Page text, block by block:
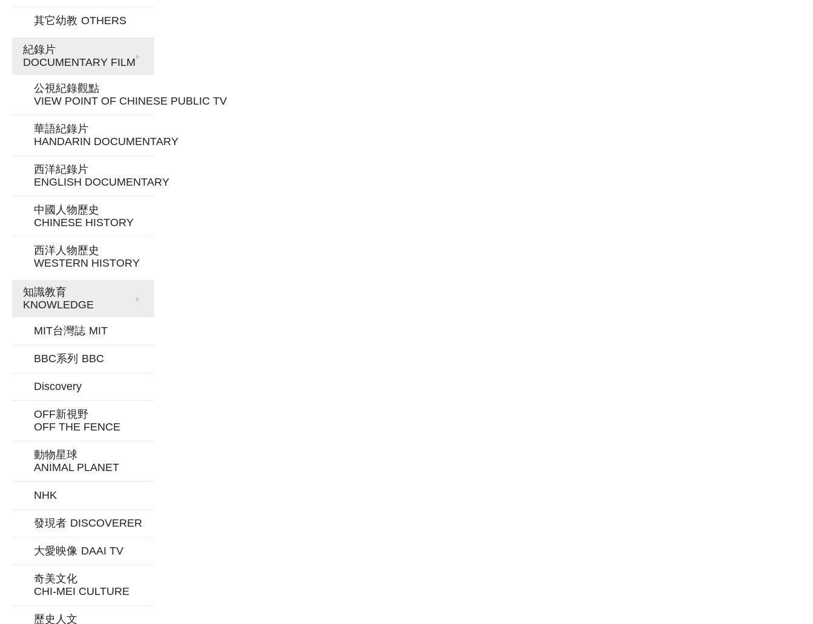
其它幼教 OTHERS
紀錄片
DOCUMENTARY FILM
公視紀錄觀點
VIEW POINT OF CHINESE PUBLIC TV
華語紀錄片
HANDARIN DOCUMENTARY
西洋紀錄片
ENGLISH DOCUMENTARY
中國人物歷史
CHINESE HISTORY
西洋人物歷史
WESTERN HISTORY
知識教育
KNOWLEDGE
MIT台灣誌 MIT
BBC系列 BBC
Discovery
OFF新視野
OFF THE FENCE
動物星球
ANIMAL PLANET
NHK
發現者 DISCOVERER
大愛映像 DAAI TV
奇美文化
CHI-MEI CULTURE
歷史人文